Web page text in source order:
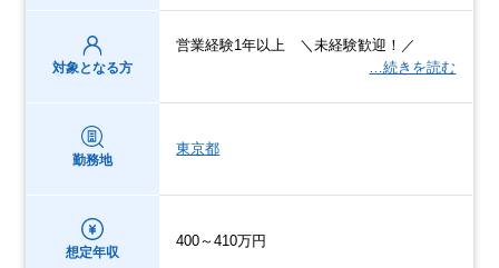
対象となる方
営業経験1年以上 ＼未経験歓迎！／
…続きを読む
勤務地
東京都
想定年収
400～410万円